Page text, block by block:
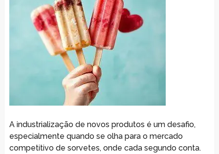
A industrialização de novos produtos é um desafio,
especialmente quando se olha para o mercado
competitivo de sorvetes, onde cada segundo conta.